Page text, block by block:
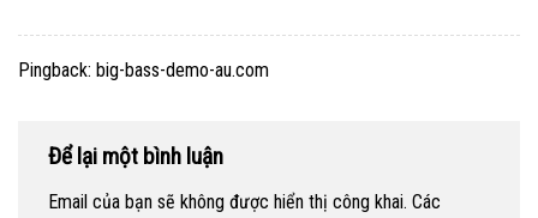
Pingback: big-bass-demo-au.com
Để lại một bình luận
Email của bạn sẽ không được hiển thị công khai. Các